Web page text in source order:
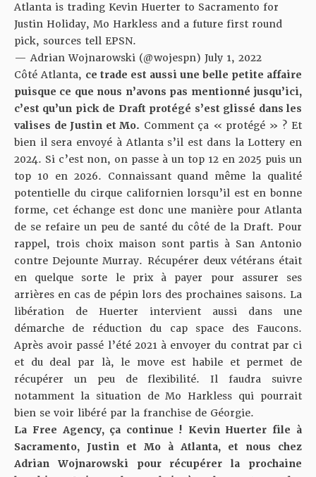
Atlanta is trading Kevin Huerter to Sacramento for
Justin Holiday, Mo Harkless and a future first round
pick, sources tell EPSN.
— Adrian Wojnarowski (@wojespn) July 1, 2022
Côté Atlanta, ce trade est aussi une belle petite affaire
puisque ce que nous n’avons pas mentionné jusqu’ici,
c’est qu’un pick de Draft protégé s’est glissé dans les
valises de Justin et Mo. Comment ça « protégé » ? Et
bien il sera envoyé à Atlanta s’il est dans la Lottery en
2024. Si c’est non, on passe à un top 12 en 2025 puis un
top 10 en 2026. Connaissant quand même la qualité
potentielle du cirque californien lorsqu’il est en bonne
forme, cet échange est donc une manière pour Atlanta
de se refaire un peu de santé du côté de la Draft. Pour
rappel, trois choix maison sont partis à San Antonio
contre Dejounte Murray. Récupérer deux vétérans était
en quelque sorte le prix à payer pour assurer ses
arrières en cas de pépin lors des prochaines saisons. La
libération de Huerter intervient aussi dans une
démarche de réduction du cap space des Faucons.
Après avoir passé l’été 2021 à envoyer du contrat par ci
et du deal par là, le move est habile et permet de
récupérer un peu de flexibilité. Il faudra suivre
notamment la situation de Mo Harkless qui pourrait
bien se voir libéré par la franchise de Géorgie.
La Free Agency, ça continue ! Kevin Huerter file à
Sacramento, Justin et Mo à Atlanta, et nous chez
Adrian Wojnarowski pour récupérer la prochaine